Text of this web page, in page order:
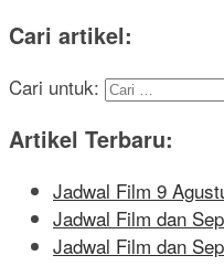
Cari artikel:
Cari untuk:
Artikel Terbaru:
Jadwal Film 9
Jadwal Film dan
Jadwal Film dan